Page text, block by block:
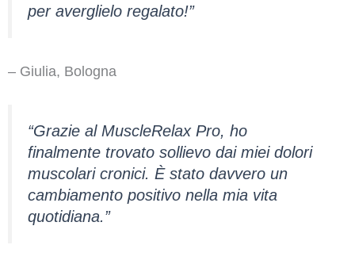
per averglielo regalato!”
– Giulia, Bologna
“Grazie al MuscleRelax Pro, ho
finalmente trovato sollievo dai miei dolori
muscolari cronici. È stato davvero un
cambiamento positivo nella mia vita
quotidiana.”